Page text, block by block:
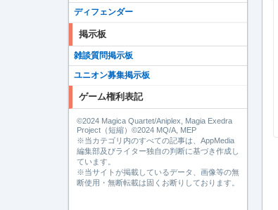
ディフェンダー
掲示板
雑談質問掲示板
ユニオン募集掲示板
ゲーム権利表記
©2024 Magica Quartet/Aniplex, Magia Exedra
Project（短縮）©2024 MQ/A, MEP
※当カテゴリ内のすべての記事は、AppMedia
編集部及びライター独自の判断に基づき作成し
ています。
※当サイトが掲載しているデータ、画像等の無
断使用・無断転載は固くお断りしております。